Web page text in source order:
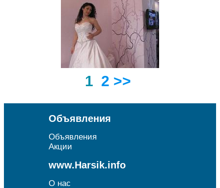
1 2 >>
Объявления
Объявления
Акции
www.Harsik.info
О нас